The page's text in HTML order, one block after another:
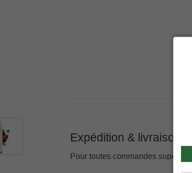
Expédition & livraison
Pour toutes commandes